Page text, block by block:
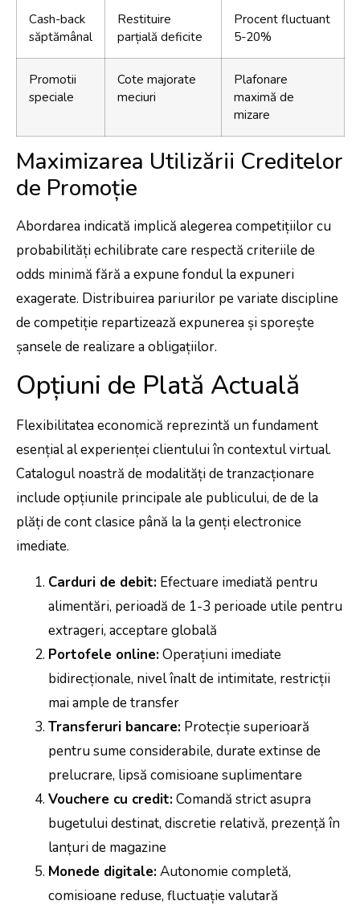
Cash-back
săptămânal
Restituire
parțială deficite
Procent fluctuant
5-20%
Promotii
speciale
Cote majorate
meciuri
Plafonare
maximă de
mizare
Maximizarea Utilizării Creditelor
de Promoție
Abordarea indicată implică alegerea competițiilor cu
probabilități echilibrate care respectă criteriile de
odds minimă fără a expune fondul la expuneri
exagerate. Distribuirea pariurilor pe variate discipline
de competiție repartizează expunerea și sporește
șansele de realizare a obligațiilor.
Opțiuni de Plată Actuală
Flexibilitatea economică reprezintă un fundament
esențial al experienței clientului în contextul virtual.
Catalogul noastră de modalități de tranzacționare
include opțiunile principale ale publicului, de de la
plăți de cont clasice până la la genți electronice
imediate.
Carduri de debit: Efectuare imediată pentru
alimentări, perioadă de 1-3 perioade utile pentru
extrageri, acceptare globală
Portofele online:Operațiuni imediate
bidirecționale, nivel înalt de intimitate, restricții
mai ample de transfer
Transferuri bancare: Protecție superioară
pentru sume considerabile, durate extinse de
prelucrare, lipsă comisioane suplimentare
Vouchere cu credit:Comandă strict asupra
bugetului destinat, discretie relativă, prezență în
lanțuri de magazine
Monede digitale:Autonomie completă,
comisioane reduse, fluctuație valutară